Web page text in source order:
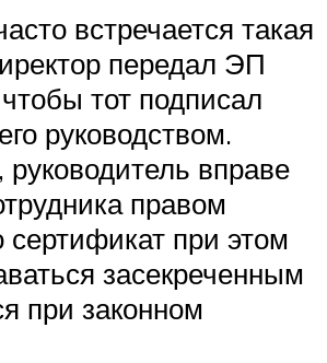
встречается такая
передал ЭП
тот подписал
руководством.
руководитель вправе
правом
при этом
засекреченным
при законном